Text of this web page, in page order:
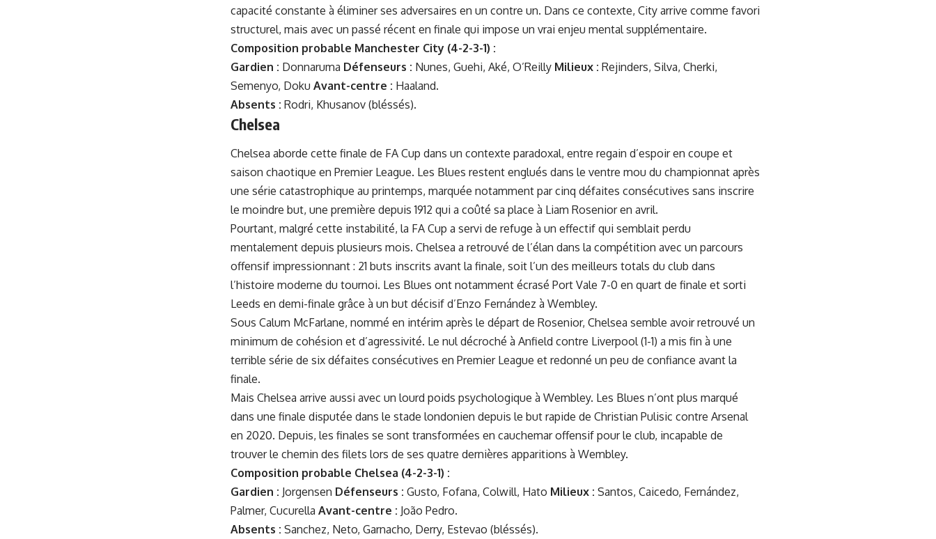
capacité constante à éliminer ses adversaires en un contre un. Dans ce contexte, City arrive comme favori
structurel, mais avec un passé récent en finale qui impose un vrai enjeu mental supplémentaire.
Composition probable Manchester City (4-2-3-1) :
Gardien : Donnaruma Défenseurs : Nunes, Guehi, Aké, O’Reilly Milieux : Rejinders, Silva, Cherki,
Semenyo, Doku Avant-centre : Haaland.
Absents : Rodri, Khusanov (bléssés).
Chelsea
Chelsea aborde cette finale de FA Cup dans un contexte paradoxal, entre regain d’espoir en coupe et
saison chaotique en Premier League. Les Blues restent englués dans le ventre mou du championnat après
une série catastrophique au printemps, marquée notamment par cinq défaites consécutives sans inscrire
le moindre but, une première depuis 1912 qui a coûté sa place à Liam Rosenior en avril.
Pourtant, malgré cette instabilité, la FA Cup a servi de refuge à un effectif qui semblait perdu
mentalement depuis plusieurs mois. Chelsea a retrouvé de l’élan dans la compétition avec un parcours
offensif impressionnant : 21 buts inscrits avant la finale, soit l’un des meilleurs totals du club dans
l’histoire moderne du tournoi. Les Blues ont notamment écrasé Port Vale 7-0 en quart de finale et sorti
Leeds en demi-finale grâce à un but décisif d’Enzo Fernández à Wembley.
Sous Calum McFarlane, nommé en intérim après le départ de Rosenior, Chelsea semble avoir retrouvé un
minimum de cohésion et d’agressivité. Le nul décroché à Anfield contre Liverpool (1-1) a mis fin à une
terrible série de six défaites consécutives en Premier League et redonné un peu de confiance avant la
finale.
Mais Chelsea arrive aussi avec un lourd poids psychologique à Wembley. Les Blues n’ont plus marqué
dans une finale disputée dans le stade londonien depuis le but rapide de Christian Pulisic contre Arsenal
en 2020. Depuis, les finales se sont transformées en cauchemar offensif pour le club, incapable de
trouver le chemin des filets lors de ses quatre dernières apparitions à Wembley.
Composition probable Chelsea (4-2-3-1) :
Gardien : Jorgensen Défenseurs : Gusto, Fofana, Colwill, Hato Milieux : Santos, Caicedo, Fernández,
Palmer, Cucurella Avant-centre : João Pedro.
Absents : Sanchez, Neto, Garnacho, Derry, Estevao (bléssés).